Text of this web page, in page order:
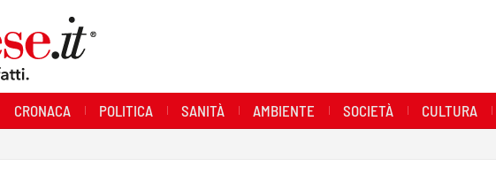
CRONACA POLITICA SANITÀ AMBIENTE SOCIETÀ CULTURA